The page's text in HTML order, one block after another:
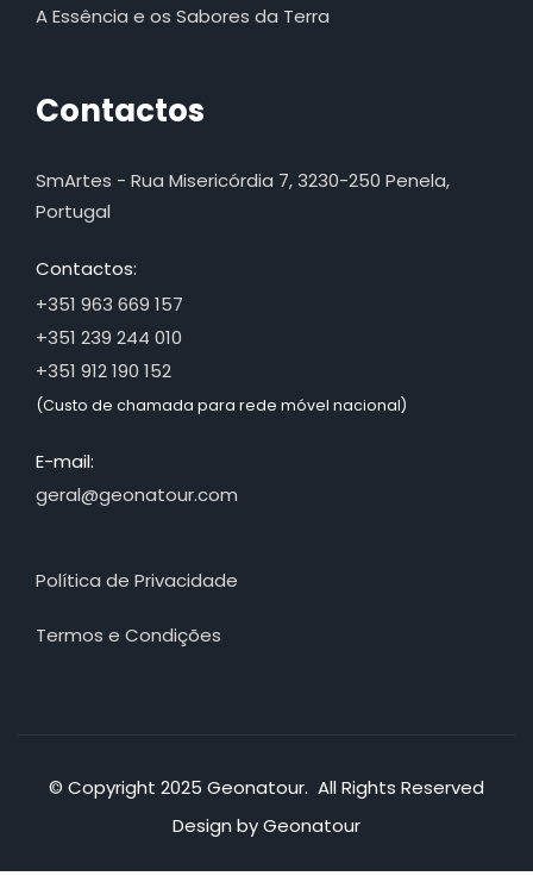
A Essência e os Sabores da Terra
Contactos
SmArtes - Rua Misericórdia 7, 3230-250 Penela,
Portugal
Contactos:
+351 963 669 157
+351 239 244 010
+351 912 190 152
(Custo de chamada para rede móvel nacional)
E-mail:
geral@geonatour.com
Política de Privacidade
Termos e Condições
© Copyright 2025 Geonatour. All Rights Reserved
Design by Geonatour